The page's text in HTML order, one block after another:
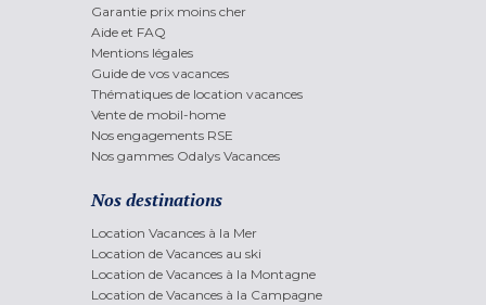
Garantie prix moins cher
Aide et FAQ
Mentions légales
Guide de vos vacances
Thématiques de location vacances
Vente de mobil-home
Nos engagements RSE
Nos gammes Odalys Vacances
Nos destinations
Location Vacances à la Mer
Location de Vacances au ski
Location de Vacances à la Montagne
Location de Vacances à la Campagne